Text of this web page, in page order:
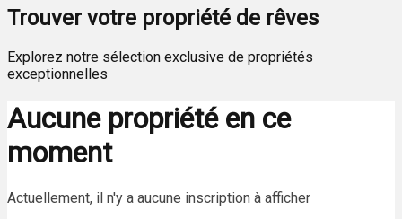
Trouver votre propriété de rêves
Explorez notre sélection exclusive de propriétés
exceptionnelles
Aucune propriété en ce
moment
Actuellement, il n'y a aucune inscription à afficher